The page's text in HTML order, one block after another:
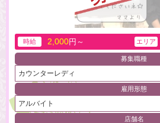
時給 2,000円～ エリア
募集職種
カウンターレディ
雇用形態
アルバイト
店舗名